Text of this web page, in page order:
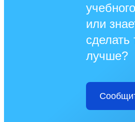
или
сделать
лучше?